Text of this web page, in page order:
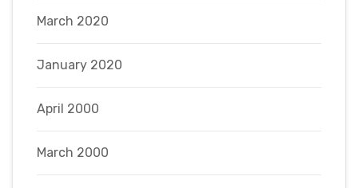
March 2020
January 2020
April 2000
March 2000